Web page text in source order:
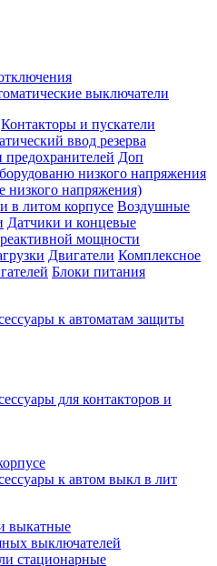
выключатели
Контакторы и пускатели
ввод резерва
Доп
низкого напряжения
низкого напряжения)
в литом корпусе Воздушные
Датчики и концевые
мощности
Двигатели Комплексное
Блоки питания
к автоматам защиты
для контакторов и
к автом выкл в лит
выкатные
выключателей
стационарные